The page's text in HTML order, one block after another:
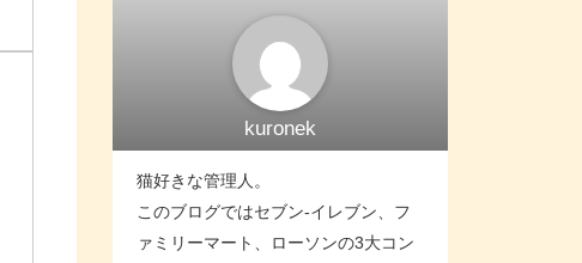
kuronek
猫好きな管理人。
このブログではセブン-イレブン、フ
ァミリーマート、ローソンの3大コン